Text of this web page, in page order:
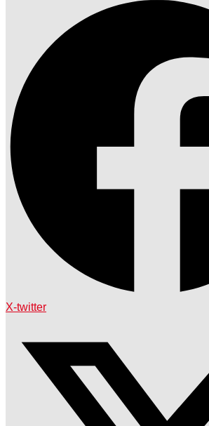
X-twitter